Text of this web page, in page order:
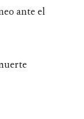
ante el